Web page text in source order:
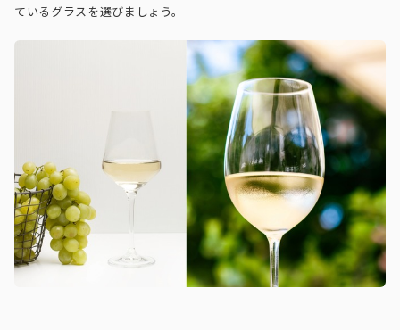
ているグラスを選びましょう。